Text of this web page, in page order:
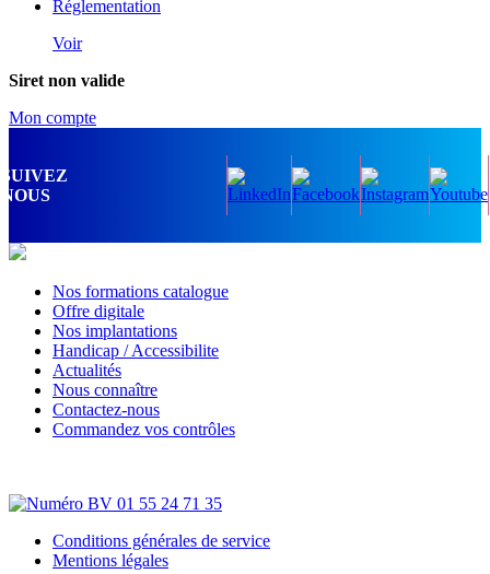
Réglementation
Voir
Siret non valide
Mon compte
SUIVEZ
NOUS
Nos formations catalogue
Offre digitale
Nos implantations
Handicap / Accessibilite
Actualités
Nous connaître
Contactez-nous
Commandez vos contrôles
Conditions générales de service
Mentions légales